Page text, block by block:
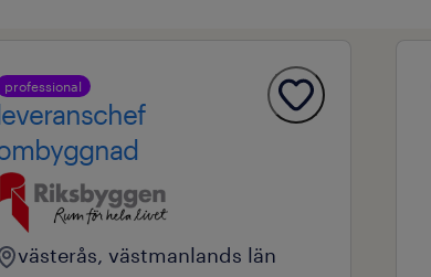
professional
västerås, västmanlands län